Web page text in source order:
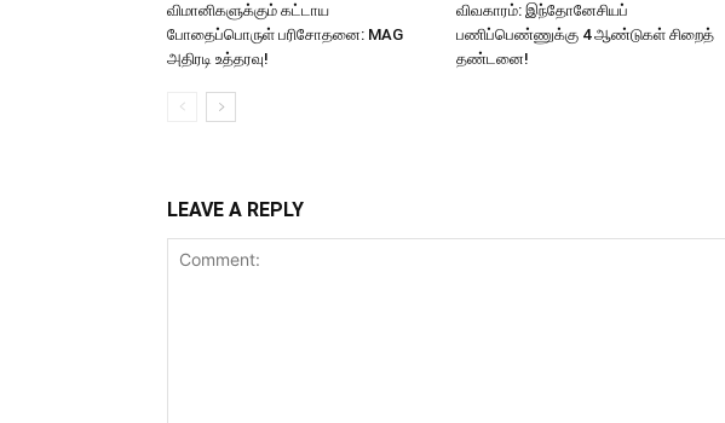
விமானிகளுக்கும் கட்டாய
போதைப்பொருள் பரிசோதனை: MAG
அதிரடி உத்தரவு!
விவகாரம்: இந்தோனேசியப்
பணிப்பெண்ணுக்கு 4 ஆண்டுகள் சிறைத்
தண்டனை!
LEAVE A REPLY